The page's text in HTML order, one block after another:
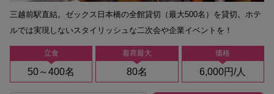
立食
50～400名
着席最大
80名
価格
6,000円/人
三越前駅直結。ゼックス日本橋の全館貸切（最大500名）を貸切。ホテ
ルでは実現しないスタイリッシュな二次会や企業イベントを！